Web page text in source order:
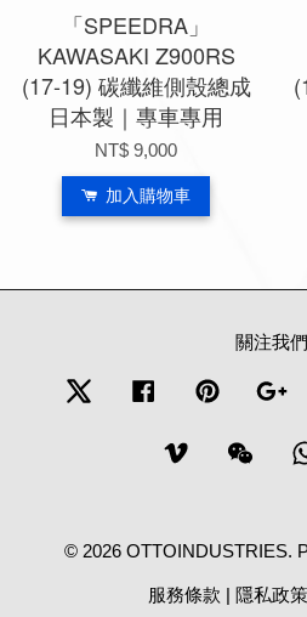
「SPEEDRA」
KAWASAKI Z900RS
(17-19) 碳纖維側殼總成
日本製｜專車專用
NT$ 9,000
加入購物車
關注我們
Twitter Facebook Pinterest
Vimeo
© 2026 OTTOINDUSTRIES.
服務條款 | 隱私政策